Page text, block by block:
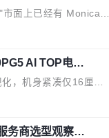
面上已经有 Monica、
这些 AI 浏览器插件
个"，我都觉得这个问题
从用户变成开发者的。
不少 AI 浏览器插件。
一段文字，弹出解
它们本质上都是同一类
AI TOP电
地AI算力打造旗
，机身紧凑仅16厘米
相后，技嘉科技近日正
本地AI算力平台打
务商选型观察：